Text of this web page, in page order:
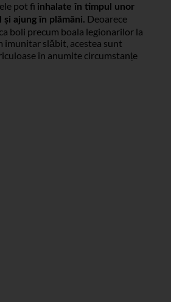
în sistemul de apă prin apele
pot fi inhalate în timpul unor
ajung în plămâni. Deoarece
boli precum boala legionarilor la
imunitar slăbit, acestea sunt